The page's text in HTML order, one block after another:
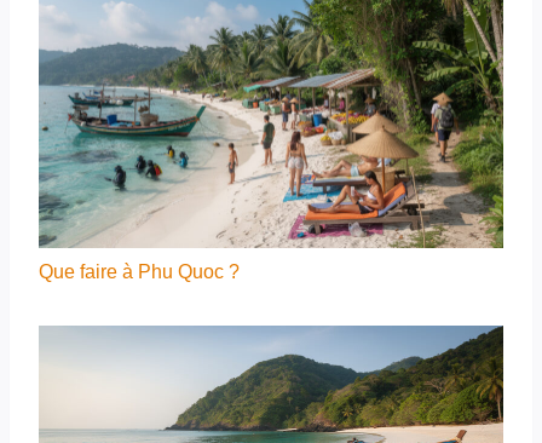
Que faire à Phu Quoc ?